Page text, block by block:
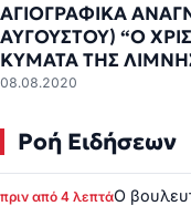
ΑΓΙΟΓΡΑΦΙΚΑ
ΑΥΓΟΥΣΤΟΥ) “Ο
ΚΥΜΑΤΑ ΤΗΣ
08.08.2020
Ροή Ειδήσεων
πριν από 4 λεπτάΟ